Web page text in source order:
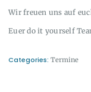
Wir freuen uns auf
Euer do it yourself
Categories: Termine